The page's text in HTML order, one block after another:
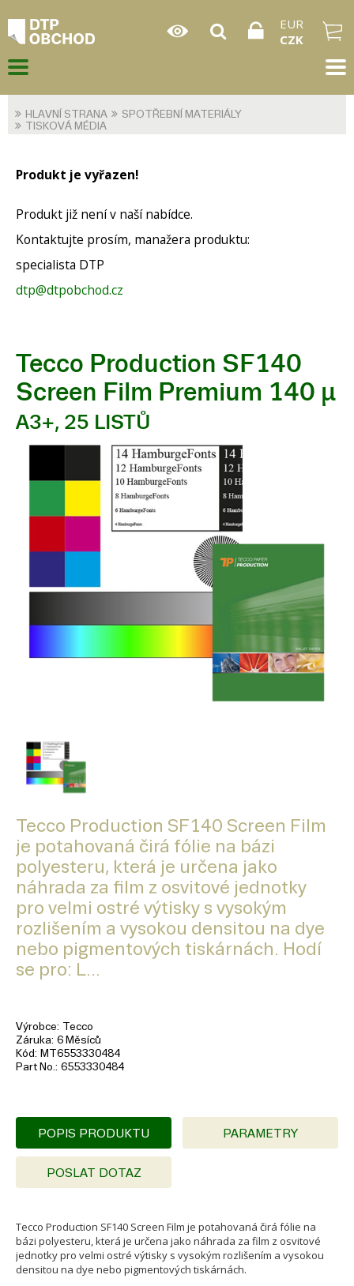
EUR
CZK
HLAVNÍ STRANA
SPOTŘEBNÍ MATERIÁLY
TISKOVÁ MÉDIA
Produkt je vyřazen!
Produkt již není v naší nabídce.
Kontaktujte prosím, manažera produktu:
specialista DTP
dtp@dtpobchod.cz
Tecco Production SF140
Screen Film Premium 140 µ
A3+, 25 LISTŮ
Tecco Production SF140 Screen Film
je potahovaná čirá fólie na bázi
polyesteru, která je určena jako
náhrada za film z osvitové jednotky
pro velmi ostré výtisky s vysokým
rozlišením a vysokou densitou na dye
nebo pigmentových tiskárnách. Hodí
se pro: L...
Výrobce Tecco
Záruka 6 Měsíců
Kód
MT6553330484
Part No. 6553330484
POPIS PRODUKTU PARAMETRY
POSLAT DOTAZ
Tecco Production SF140 Screen Film je potahovaná čirá fólie na
bázi polyesteru, která je určena jako náhrada za film z osvitové
jednotky pro velmi ostré výtisky s vysokým rozlišením a vysokou
densitou na dye nebo pigmentových tiskárnách.